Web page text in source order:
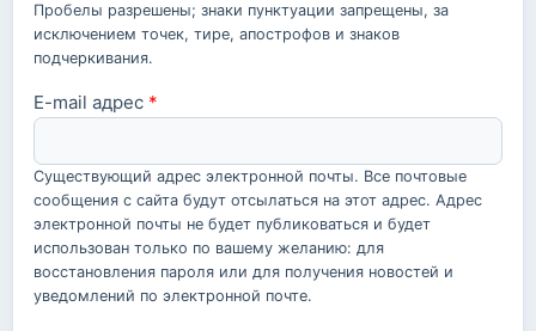
Пробелы разрешены; знаки пунктуации запрещены, за
исключением точек, тире, апострофов и знаков
подчеркивания.
E-mail адрес *
Существующий адрес электронной почты. Все почтовые
сообщения с сайта будут отсылаться на этот адрес. Адрес
электронной почты не будет публиковаться и будет
использован только по вашему желанию: для
восстановления пароля или для получения новостей и
уведомлений по электронной почте.